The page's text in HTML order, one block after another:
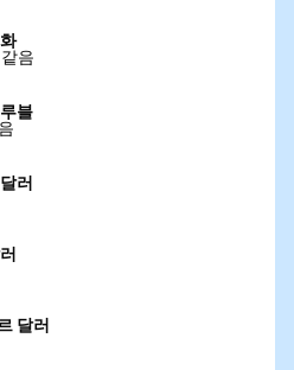
음
블
러
달러